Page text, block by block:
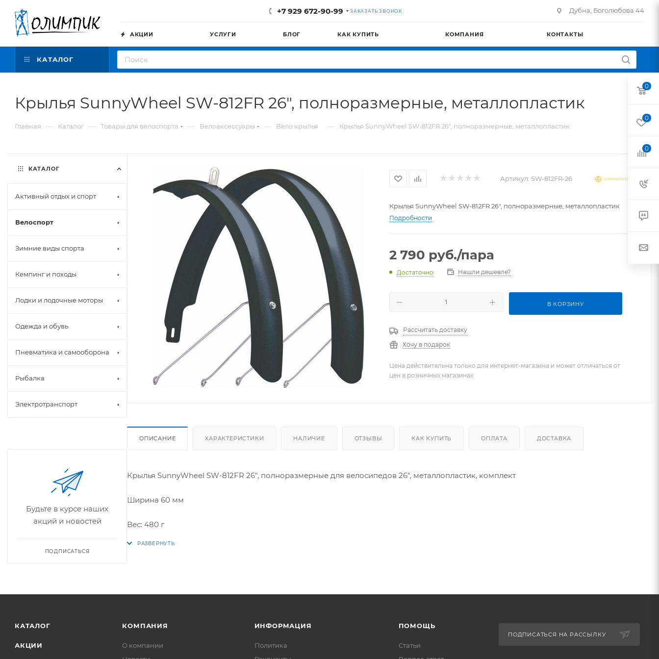
+7 929 672-90-99 ЗАКАЗАТЬ ЗВОНОК Дубна, Боголюбова 44
АКЦИИ УСЛУГИ БЛОГ КАК КУПИТЬ КОМПАНИЯ КОНТАКТЫ
КАТАЛОГ
Крылья SunnyWheel SW-812FR 26", полноразмерные, металлопластик
Главная — Каталог — Товары для велоспорта — Велоаксессуары — Вело крылья — Крылья SunnyWheel SW-812FR 26", полноразмерные, металлопластик
Артикул: SW-812FR-26
Крылья SunnyWheel SW-812FR 26", полноразмерные, металлопластик
Подробности
2 790 руб./пара
Достаточно Нашли дешевле?
В КОРЗИНУ
Рассчитать доставку
Хочу в подарок
Цена действительна только для интернет-магазина и может отличаться от
цен в розничных магазинах
ОПИСАНИЕ ХАРАКТЕРИСТИКИ НАЛИЧИЕ ОТЗЫВЫ КАК КУПИТЬ ОПЛАТА ДОСТАВКА
Крылья SunnyWheel SW-812FR 26", полноразмерные для велосипедов 26", металлопластик, комплект
Ширина 60 мм
Вес: 480 г
КАТАЛОГ
Активный отдых и спорт
Велоспорт
Зимние виды спорта
Кемпинг и походы
Лодки и лодочные моторы
Одежда и обувь
Пневматика и самооборона
Рыбалка
Электротранспорт
Будьте в курсе наших
акций и новостей
ПОДПИСАТЬСЯ
КАТАЛОГ
АКЦИИ
КОМПАНИЯ
О компании
ИНФОРМАЦИЯ
Политика
ПОМОЩЬ
Статьи
ПОДПИСАТЬСЯ НА РАССЫЛКУ
0
0
0